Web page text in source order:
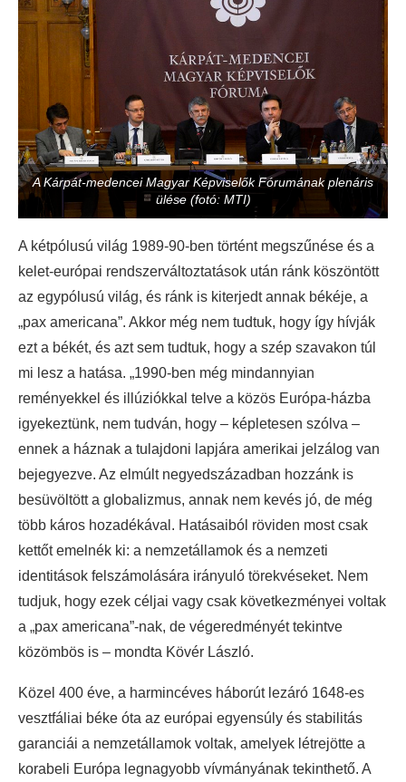
A Kárpát-medencei Magyar Képviselők Fórumának plenáris
ülése (fotó: MTI)
A kétpólusú világ 1989-90-ben történt megszűnése és a
kelet-európai rendszerváltoztatások után ránk köszöntött
az egypólusú világ, és ránk is kiterjedt annak békéje, a
„pax americana”. Akkor még nem tudtuk, hogy így hívják
ezt a békét, és azt sem tudtuk, hogy a szép szavakon túl
mi lesz a hatása. „1990-ben még mindannyian
reményekkel és illúziókkal telve a közös Európa-házba
igyekeztünk, nem tudván, hogy – képletesen szólva –
ennek a háznak a tulajdoni lapjára amerikai jelzálog van
bejegyezve. Az elmúlt negyedszázadban hozzánk is
besüvöltött a globalizmus, annak nem kevés jó, de még
több káros hozadékával. Hatásaiból röviden most csak
kettőt emelnék ki: a nemzetállamok és a nemzeti
identitások felszámolására irányuló törekvéseket. Nem
tudjuk, hogy ezek céljai vagy csak következményei voltak
a „pax americana”-nak, de végeredményét tekintve
közömbös is – mondta Kövér László.
Közel 400 éve, a harmincéves háborút lezáró 1648-es
vesztfáliai béke óta az európai egyensúly és stabilitás
garanciái a nemzetállamok voltak, amelyek létrejötte a
korabeli Európa legnagyobb vívmányának tekinthető. A